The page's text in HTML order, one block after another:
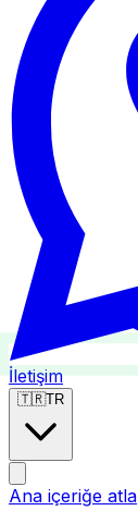
İletişim
🇹🇷TR
Ana içeriğe atla